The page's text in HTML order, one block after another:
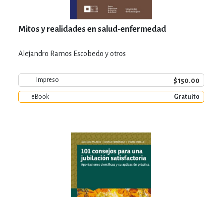
Mitos y realidades en salud-enfermedad
Alejandro Ramos Escobedo y otros
Impreso $150.00
eBook Gratuito